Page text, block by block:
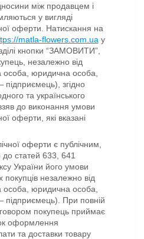
між продавцем і
у вигляді
оферти. Натискання на
matla-flowers.com.ua у
кнопки “ЗАМОВИТИ”,
незалежно від
особа, юридична особа,
згідно
та українського
до виконання умови
оферти, які вказані
оферти є публічним,
до статей 633, 641
України його умови
покупців незалежно від
особа, юридична особа,
підприємець). При повній
покупець приймає
оформлення
та доставки товару